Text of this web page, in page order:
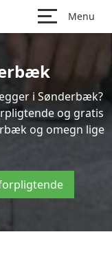
Menu
i Sønderbæk?
og gratis
og omegn lige